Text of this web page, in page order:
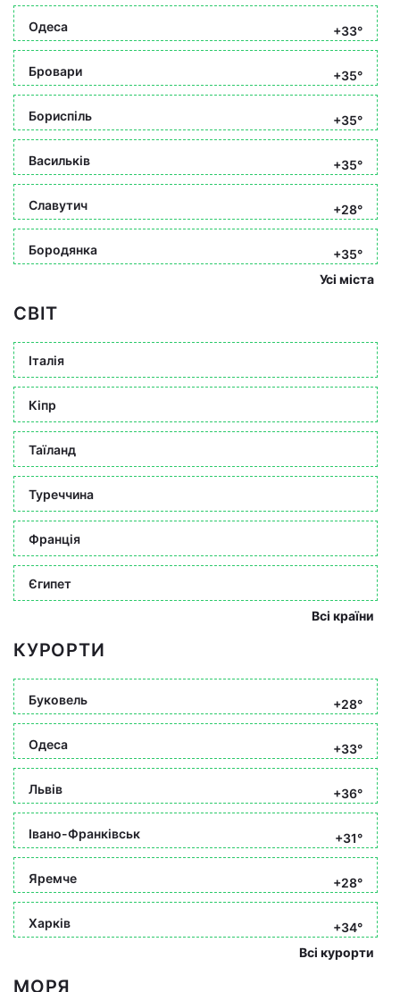
Одеса +33°
Бровари +35°
Бориспіль +35°
Васильків +35°
Славутич +28°
Бородянка
+35°
Усі міста
СВІТ
Італія
Кіпр
Таїланд
Туреччина
Франція
Єгипет
Всі країни
КУРОРТИ
Буковель +28°
Одеса +33°
Львів +36°
Івано-Франківськ +31°
Яремче +28°
Харків
+34°
Всі курорти
МОРЯ